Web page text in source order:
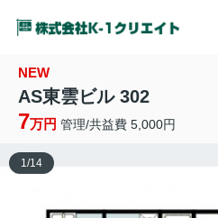
NEW
AS東雲ビル 302
7万円 管理/共益費 5,000円
1 /14